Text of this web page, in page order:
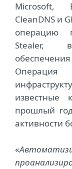
Microsoft,
CleanDNS и
операцию
Stealer,
известные
прошлый
активности
«